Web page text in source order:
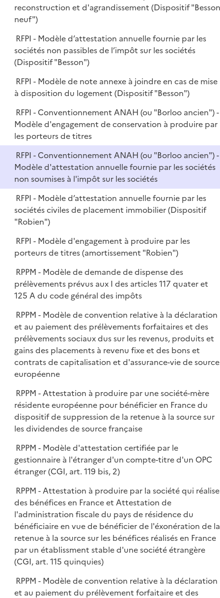
reconstruction et d'agrandissement (Dispositif "Besson
neuf")
RFPI - Modèle d’attestation annuelle fournie par les
sociétés non passibles de l’impôt sur les sociétés
(Dispositif "Besson")
RFPI - Modèle de note annexe à joindre en cas de mise
à disposition du logement (Dispositif "Besson")
RFPI - Conventionnement ANAH (ou "Borloo ancien") -
Modèle d'engagement de conservation à produire par
les porteurs de titres
RFPI - Conventionnement ANAH (ou "Borloo ancien") -
Modèle d'attestation annuelle fournie par les sociétés
non soumises à l'impôt sur les sociétés
RFPI - Modèle d’attestation annuelle fournie par les
sociétés civiles de placement immobilier (Dispositif
"Robien")
RFPI - Modèle d'engagement à produire par les
porteurs de titres (amortissement "Robien")
RPPM - Modèle de demande de dispense des
prélèvements prévus aux I des articles 117 quater et
125 A du code général des impôts
RPPM - Modèle de convention relative à la déclaration
et au paiement des prélèvements forfaitaires et des
prélèvements sociaux dus sur les revenus, produits et
gains des placements à revenu fixe et des bons et
contrats de capitalisation et d'assurance-vie de source
européenne
RPPM - Attestation à produire par une société-mère
résidente européenne pour bénéficier en France du
dispositif de suppression de la retenue à la source sur
les dividendes de source française
RPPM - Modèle d'attestation certifiée par le
gestionnaire à l'étranger d'un compte-titre d'un OPC
étranger (CGI, art. 119 bis, 2)
RPPM - Attestation à produire par la société qui réalise
des bénéfices en France et Attestation de
l'administration fiscale du pays de résidence du
bénéficiaire en vue de bénéficier de l'éxonération de la
retenue à la source sur les bénéfices réalisés en France
par un établissment stable d'une société étrangère
(CGI, art. 115 quinquies)
RPPM - Modèle de convention relative à la déclaration
et au paiement du prélèvement forfaitaire et des